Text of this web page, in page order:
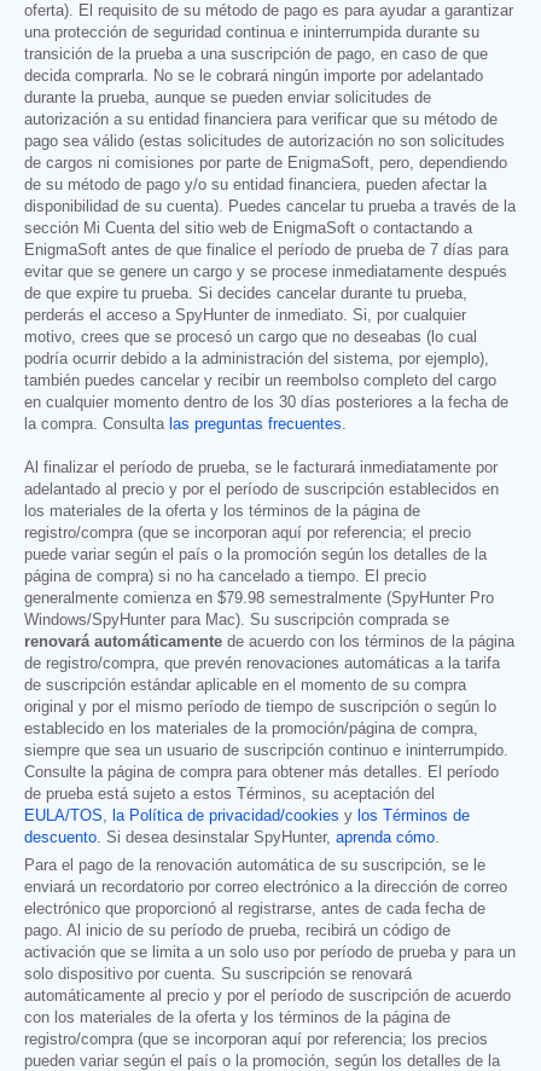
oferta). El requisito de su método de pago es para ayudar a garantizar
una protección de seguridad continua e ininterrumpida durante su
transición de la prueba a una suscripción de pago, en caso de que
decida comprarla. No se le cobrará ningún importe por adelantado
durante la prueba, aunque se pueden enviar solicitudes de
autorización a su entidad financiera para verificar que su método de
pago sea válido (estas solicitudes de autorización no son solicitudes
de cargos ni comisiones por parte de EnigmaSoft, pero, dependiendo
de su método de pago y/o su entidad financiera, pueden afectar la
disponibilidad de su cuenta). Puedes cancelar tu prueba a través de la
sección Mi Cuenta del sitio web de EnigmaSoft o contactando a
EnigmaSoft antes de que finalice el período de prueba de 7 días para
evitar que se genere un cargo y se procese inmediatamente después
de que expire tu prueba. Si decides cancelar durante tu prueba,
perderás el acceso a SpyHunter de inmediato. Si, por cualquier
motivo, crees que se procesó un cargo que no deseabas (lo cual
podría ocurrir debido a la administración del sistema, por ejemplo),
también puedes cancelar y recibir un reembolso completo del cargo
en cualquier momento dentro de los 30 días posteriores a la fecha de
la compra. Consulta las preguntas frecuentes
Al finalizar el período de prueba, se le facturará inmediatamente por
adelantado al precio y por el período de suscripción establecidos en
los materiales de la oferta y los términos de la página de
registro/compra (que se incorporan aquí por referencia; el precio
puede variar según el país o la promoción según los detalles de la
página de compra) si no ha cancelado a tiempo. El precio
generalmente comienza en $79.98 semestralmente (SpyHunter Pro
Windows/SpyHunter para Mac). Su suscripción comprada se
renovará automáticamente de acuerdo con los términos de la página
de registro/compra, que prevén renovaciones automáticas a la tarifa
de suscripción estándar aplicable en el momento de su compra
original y por el mismo período de tiempo de suscripción o según lo
establecido en los materiales de la promoción/página de compra,
siempre que sea un usuario de suscripción continuo e ininterrumpido.
Consulte la página de compra para obtener más detalles. El período
de prueba está sujeto a estos Términos, su aceptación del
EULA/TOS
la Política de privacidad/cookies y los Términos de
descuento . Si desea desinstalar SpyHunter, aprenda cómo
Para el pago de la renovación automática de su suscripción, se le
enviará un recordatorio por correo electrónico a la dirección de correo
electrónico que proporcionó al registrarse, antes de cada fecha de
pago. Al inicio de su período de prueba, recibirá un código de
activación que se limita a un solo uso por período de prueba y para un
solo dispositivo por cuenta. Su suscripción se renovará
automáticamente al precio y por el período de suscripción de acuerdo
con los materiales de la oferta y los términos de la página de
registro/compra (que se incorporan aquí por referencia; los precios
pueden variar según el país o la promoción, según los detalles de la